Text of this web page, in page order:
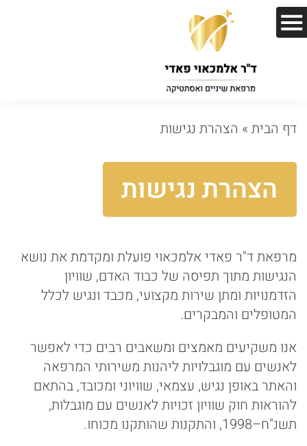
דף הבית » הצהרת נגישות
הצהרת נגישות
מרפאת ד"ר פאדי אלמכאוי פועלת ומקדמת את נושא
הנגישות מתוך תפיסה של כבוד האדם, שוויון
הזדמנויות ומתן שירות מקצועי, מכבד ונגיש לכלל
המטופלים והמבקרים.
אנו משקיעים מאמצים ומשאבים רבים כדי לאפשר
לאנשים עם מוגבלויות ליהנות משירותי המרפאה
והאתר באופן נגיש, עצמאי, שוויוני ומכובד, בהתאם
להוראות חוק שוויון זכויות לאנשים עם מוגבלות,
תשנ"ח–1998, והתקנות שהותקנו מכוחו.